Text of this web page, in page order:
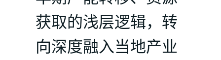
获取的浅层逻辑，转
向深度融入当地产业